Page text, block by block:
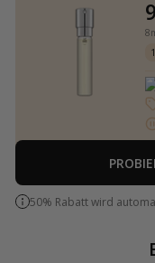
50% Rabatt wird